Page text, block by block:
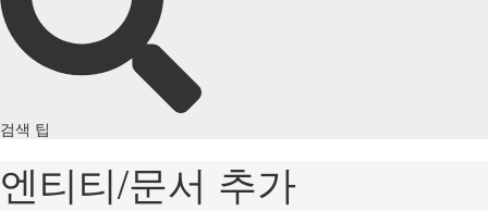
검색 팁
엔티티/문서 추가